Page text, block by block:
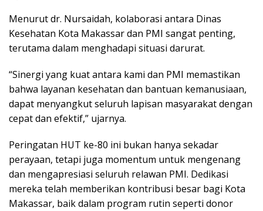
Menurut dr. Nursaidah, kolaborasi antara Dinas
Kesehatan Kota Makassar dan PMI sangat penting,
terutama dalam menghadapi situasi darurat.
“Sinergi yang kuat antara kami dan PMI memastikan
bahwa layanan kesehatan dan bantuan kemanusiaan,
dapat menyangkut seluruh lapisan masyarakat dengan
cepat dan efektif,” ujarnya.
Peringatan HUT ke-80 ini bukan hanya sekadar
perayaan, tetapi juga momentum untuk mengenang
dan mengapresiasi seluruh relawan PMI. Dedikasi
mereka telah memberikan kontribusi besar bagi Kota
Makassar, baik dalam program rutin seperti donor